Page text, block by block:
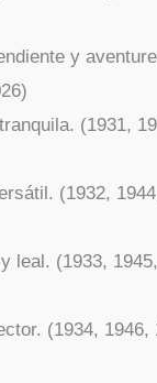
y
(1931,
(1932,
leal. (1933,
(1934, 1946,